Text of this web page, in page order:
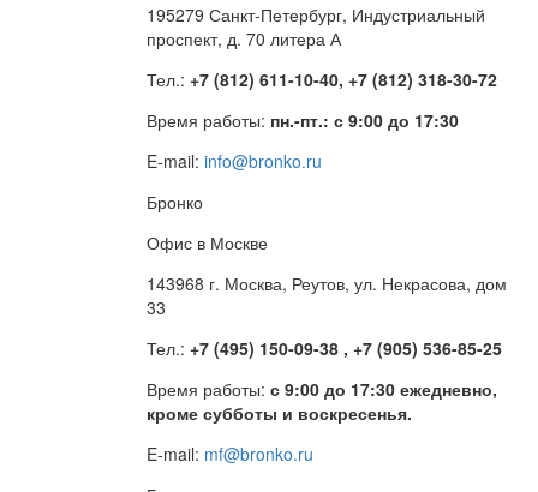
195279 Санкт-Петербург, Индустриальный
проспект, д. 70 литера А
Тел.: +7 (812) 611-10-40, +7 (812) 318-30-72
Время работы: пн.-пт.: с 9:00 до 17:30
E-mail: info@bronko.ru
Бронко
Офис в Москве
143968 г. Москва, Реутов, ул. Некрасова, дом
33
Тел.: +7 (495) 150-09-38 , +7 (905) 536-85-25
Время работы: с 9:00 до 17:30 ежедневно,
кроме субботы и воскресенья.
E-mail: mf@bronko.ru